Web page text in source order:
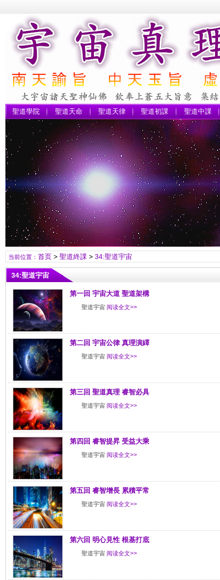
聖道學院 聖道天命 聖道天律 聖道初課 聖道中課
当前位置： 首页> 聖道終課 > 34:聖道宇宙
34:聖道宇宙
第一回 宇宙大道 聖道架構
聖道宇宙 阅读全文>>
第二回 宇宙公律 真理演繹
聖道宇宙 阅读全文>>
第三回 聖道真理 睿智必具
聖道宇宙 阅读全文>>
第四回 睿智提昇 受益大乘
聖道宇宙 阅读全文>>
第五回 睿智增長 累積平常
聖道宇宙 阅读全文>>
第六回 明心見性 根基打底
聖道宇宙 阅读全文>>